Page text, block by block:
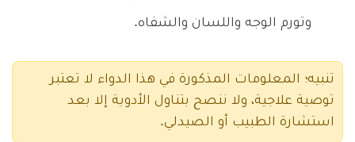
وتورم الوجه واللسان والشفاه.
تنبيه؛ المعلومات المذكورة في هذا الدواء لا تعتبر
توصية علاجية، ولا ننصح بتناول الأدوية إلا بعد
استشارة الطبيب أو الصيدلي.